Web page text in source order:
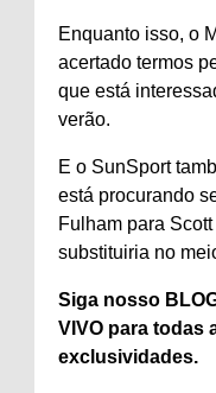
Enquanto isso, o
acertado termos
que está
verão.
E o SunSport
está procurando
Fulham para
substituiria no
Siga nosso
VIVO para todas
exclusividades.